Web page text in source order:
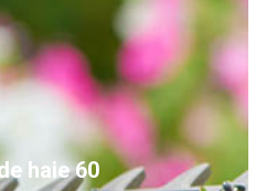
haie 60